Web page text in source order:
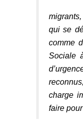
qui se
comme
Sociale
charge
faire